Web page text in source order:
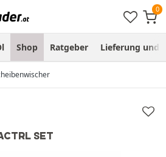
Shop Ratgeber Lieferung und
SET